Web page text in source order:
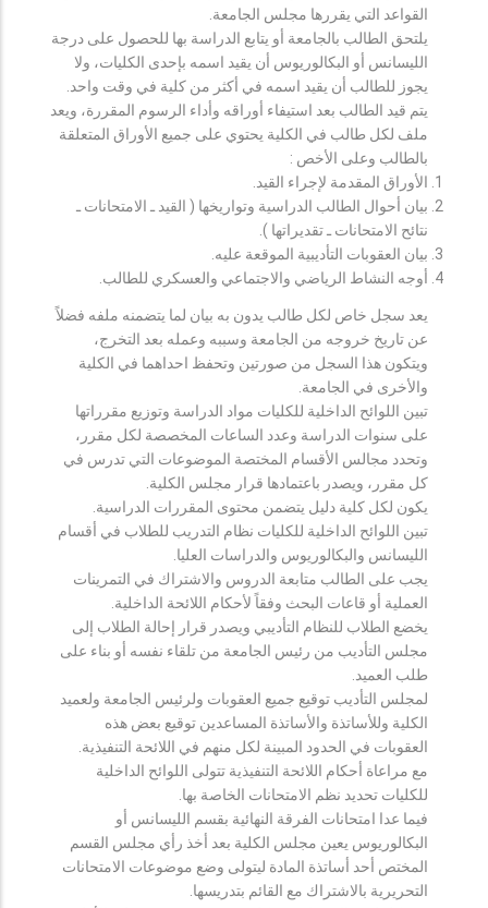
القواعد التي يقررها مجلس الجامعة.
يلتحق الطالب بالجامعة أو يتابع الدراسة بها للحصول على درجة
الليسانس أو البكالوريوس أن يقيد اسمه بإحدى الكليات، ولا
يجوز للطالب أن يقيد اسمه في أكثر من كلية في وقت واحد.
يتم قيد الطالب بعد استيفاء أوراقه وأداء الرسوم المقررة، ويعد
ملف لكل طالب في الكلية يحتوي على جميع الأوراق المتعلقة
بالطالب وعلى الأخص :
الأوراق المقدمة لإجراء القيد.
بيان أحوال الطالب الدراسية وتواريخها ( القيد ـ الامتحانات ـ
نتائح الامتحانات ـ تقديراتها ).
بيان العقوبات التأديبية الموقعة عليه.
أوجه النشاط الرياضي والاجتماعي والعسكري للطالب.
يعد سجل خاص لكل طالب يدون به بيان لما يتضمنه ملفه فضلاً
عن تاريخ خروجه من الجامعة وسببه وعمله بعد التخرج،
ويتكون هذا السجل من صورتين وتحفظ احداهما في الكلية
والأخرى في الجامعة.
تبين اللوائح الداخلية للكليات مواد الدراسة وتوزيع مقرراتها
على سنوات الدراسة وعدد الساعات المخصصة لكل مقرر،
وتحدد مجالس الأقسام المختصة الموضوعات التي تدرس في
كل مقرر، ويصدر باعتمادها قرار مجلس الكلية.
يكون لكل كلية دليل يتضمن محتوى المقررات الدراسية.
تبين اللوائح الداخلية للكليات نظام التدريب للطلاب في أقسام
الليسانس والبكالوريوس والدراسات العليا.
يجب على الطالب متابعة الدروس والاشتراك في التمرينات
العملية أو قاعات البحث وفقاً لأحكام اللائحة الداخلية.
يخضع الطلاب للنظام التأديبي ويصدر قرار إحالة الطلاب إلى
مجلس التأديب من رئيس الجامعة من تلقاء نفسه أو بناء على
طلب العميد.
لمجلس التأديب توقيع جميع العقوبات ولرئيس الجامعة ولعميد
الكلية وللأساتذة والأساتذة المساعدين توقيع بعض هذه
العقوبات في الحدود المبينة لكل منهم في اللائحة التنفيذية.
مع مراعاة أحكام اللائحة التنفيذية تتولى اللوائح الداخلية
للكليات تحديد نظم الامتحانات الخاصة بها.
فيما عدا امتحانات الفرقة النهائية بقسم الليسانس أو
البكالوريوس يعين مجلس الكلية بعد أخذ رأي مجلس القسم
المختص أحد أساتذة المادة ليتولى وضع موضوعات الامتحانات
التحريرية بالاشتراك مع القائم بتدريسها.